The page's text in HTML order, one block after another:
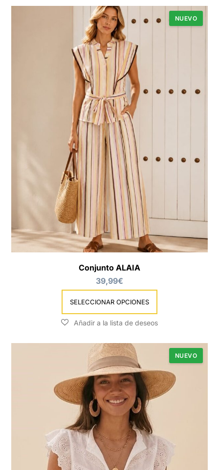
NUEVO
Conjunto ALAIA
39,99€
SELECCIONAR OPCIONES
NUEVO